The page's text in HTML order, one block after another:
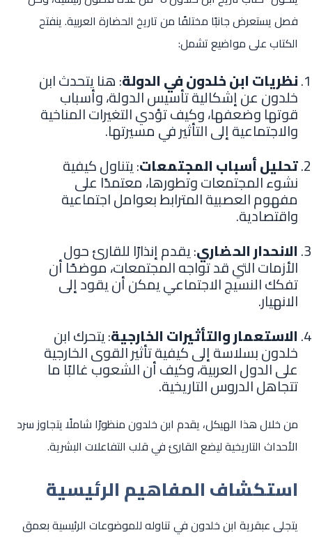
فصل يستعرض جانبًا مختلفًا من تاريخ الحضارة العربية. ينفتح
الكتاب على مواضيع تشمل:
نظريات ابن خلدون في الدولة: هنا يتحدث ابن
خلدون عن إشكالية تأسيس الدولة، وأسباب
قوتها وضعفها، وكيف تؤدي التغيرات المناخية
والاجتماعية إلى التأثير في مسيرتها.
تحليل أسباب المجتمعات: يتناول كيفية
نشوء المجتمعات وتطورها، معتمدًا على
مفهوم العصبية المترابط بعوامل اجتماعية
واقتصادية.
الانحدار الحضاري: يقدم إنذارًا للقارئ حول
الأزمات التي قد تواجه المجتمعات، موضحًا أن
تفكك النسيج الاجتماعي يمكن أن يقود إلى
الانهيار.
الاستعمار والتأثيرات الخارجية: يتحرك ابن
خلدون بسلاسة إلى كيفية تأثير القوى الخارجية
على الدول العربية، وكيف أن الشعوب غالبًا ما
تتجاهل الدروس التاريخية.
من خلال هذا الهيكل، يقدم ابن خلدون منظورًا شاملًا يتجاوز سرد
الأحداث التاريخية ليضع القارئ في قلب التفاعلات البشرية.
استكشاف المفاهيم الرئيسية
يتجلى عبقرية ابن خلدون في تناوله للموضوعات الرئيسية بعمق